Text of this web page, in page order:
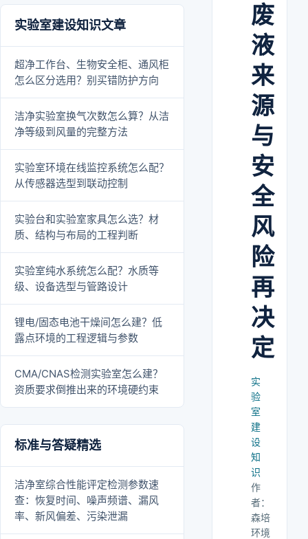
实验室建设知识文章
超净工作台、生物安全柜、通风柜
怎么区分选用？别买错防护方向
洁净实验室换气次数怎么算？从洁
净等级到风量的完整方法
实验室环境在线监控系统怎么配？
从传感器选型到联动控制
实验台和实验室家具怎么选？材
质、结构与布局的工程判断
实验室纯水系统怎么配？水质等
级、设备选型与管路设计
锂电/固态电池干燥间怎么建？低
露点环境的工程逻辑与参数
CMA/CNAS检测实验室怎么建？
资质要求倒推出来的环境硬约束
标准与答疑精选
洁净室综合性能评定检测参数速
查：恢复时间、噪声频谱、漏风
率、新风偏差、污染泄漏
废
液
来
源
与
安
全
风
险
再
决
定
实
验
室
建
设
知
识
作
者：
森培
环境